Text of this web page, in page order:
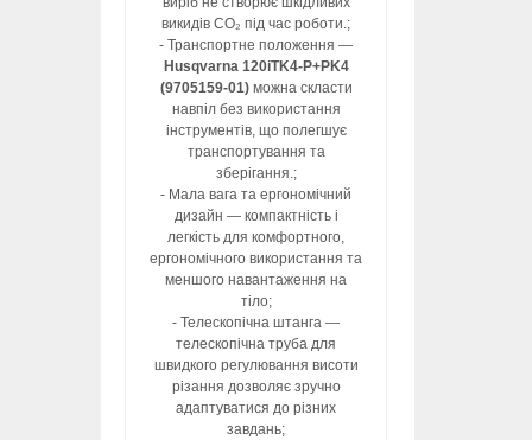
викидів CO₂ під час роботи.;
- Транспортне положення —
Husqvarna 120iTK4-P+PK4
(9705159-01)можна скласти
навпіл без використання
інструментів, що полегшує
транспортування та
зберігання.;
- Мала вага та ергономічний
дизайн — компактність і
легкість для комфортного,
ергономічного використання та
меншого навантаження на
тіло;
- Телескопічна штанга —
телескопічна труба для
швидкого регулювання висоти
різання дозволяє зручно
адаптуватися до різних
завдань;